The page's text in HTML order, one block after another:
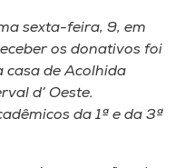
sexta-feira, 9, em
os donativos foi
casa de Acolhida
d’ Oeste.
da 1ª e da 3ª